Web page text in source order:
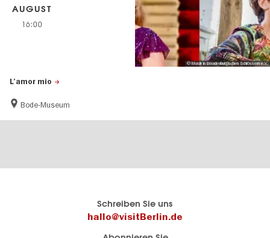
L’amor mio
Bode-Museum
AUGUST
16:00
© Musik in Brandenburgischen Schlössern e.V.
Schreiben Sie uns
hallo@visitBerlin.de